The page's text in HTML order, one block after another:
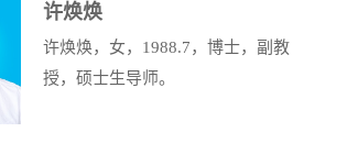
许焕焕
许焕焕，女，1988.7，博士，副教
授，硕士生导师。